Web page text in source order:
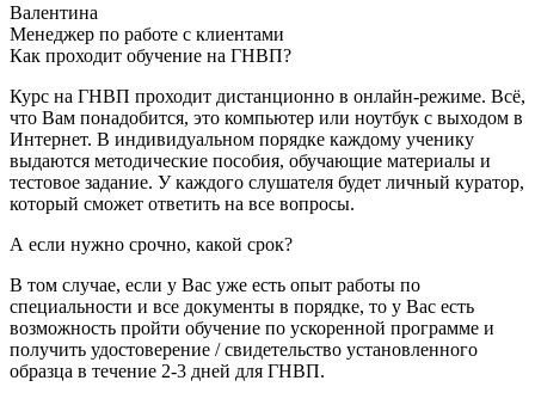
Валентина
Менеджер по работе с клиентами
Как проходит обучение на ГНВП?
Курс на ГНВП проходит дистанционно в онлайн-режиме. Всё,
что Вам понадобится, это компьютер или ноутбук с выходом в
Интернет. В индивидуальном порядке каждому ученику
выдаются методические пособия, обучающие материалы и
тестовое задание. У каждого слушателя будет личный куратор,
который сможет ответить на все вопросы.
А если нужно срочно, какой срок?
В том случае, если у Вас уже есть опыт работы по
специальности и все документы в порядке, то у Вас есть
возможность пройти обучение по ускоренной программе и
получить удостоверение / свидетельство установленного
образца в течение 2-3 дней для ГНВП.